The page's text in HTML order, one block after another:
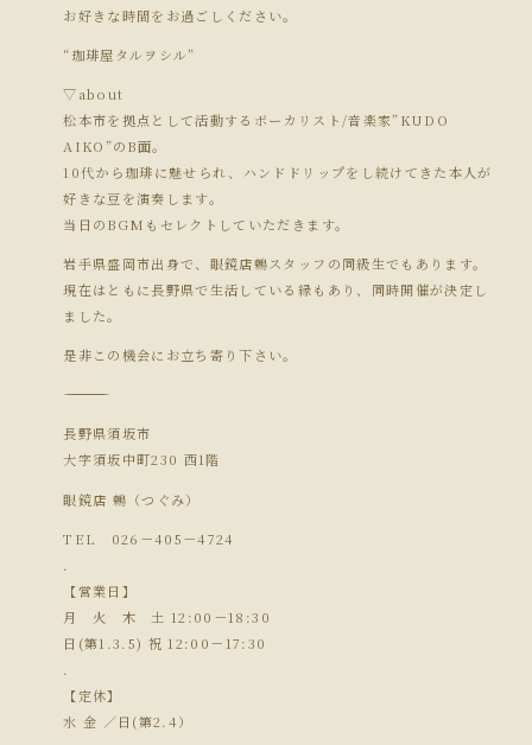
お好きな時間をお過ごしください。
“珈琲屋タルヲシル”
▽about
松本市を拠点として活動するボーカリスト/音楽家”KUDO
AIKO”のB面。
10代から珈琲に魅せられ、ハンドドリップをし続けてきた本人が
好きな豆を演奏します。
当日のBGMもセレクトしていただきます。
岩手県盛岡市出身で、眼鏡店鶫スタッフの同級生でもあります。
現在はともに長野県で生活している縁もあり、同時開催が決定し
ました。
是非この機会にお立ち寄り下さい。
―――――――――――――――
長野県須坂市
大字須坂中町230 西1階
眼鏡店 鶫（つぐみ）
TEL 026－405－4724
.
【営業日】
月 火 木 土 12:00－18:30
日(第1.3.5) 祝 12:00－17:30
.
【定休】
水 金 ／日(第2.4）